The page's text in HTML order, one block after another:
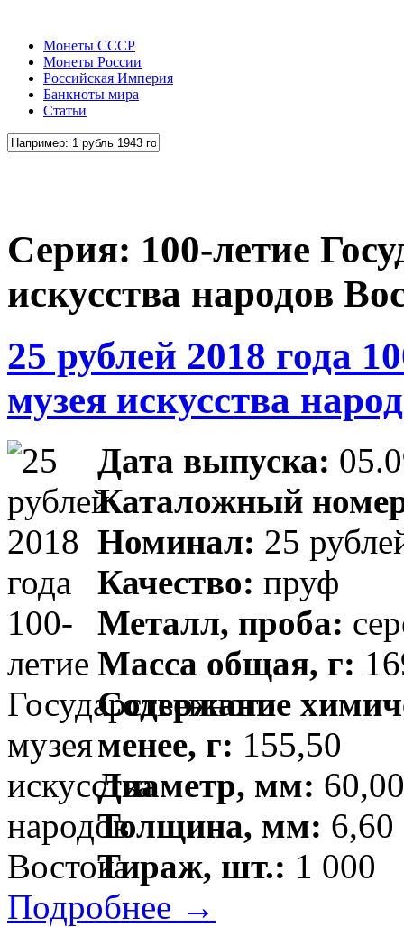
Монеты СССР
Монеты России
Российская Империя
Банкноты мира
Статьи
Серия: 100-летие
искусства народов
25 рублей 2018 года
музея искусства
Дата выпуска:
Каталожный
Номинал: 25
Качество: пруф
Металл, проба:
Масса общая, г:
Содержание
менее, г: 155,50
Диаметр, мм:
Толщина, мм:
Тираж, шт.: 1 000
Подробнее →